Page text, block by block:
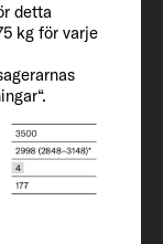
detta
kg för varje